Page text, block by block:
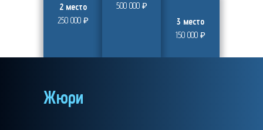
2 место
250 000 ₽
3 место
150 000 ₽
500 000 ₽
Жюри